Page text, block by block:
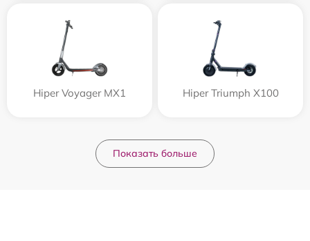
Hiper Voyager MX1 Hiper Triumph X100
Показать больше